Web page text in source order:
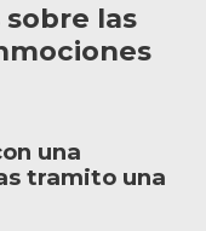
las
una
tramito una